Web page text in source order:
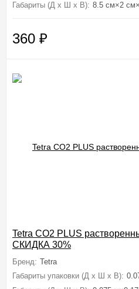
Габариты (Д х Ш х В): 8.5 см×2
360 ₽
Tetra CO2 PLUS
СКИДКА 30%
Бренд: Tetra
Габариты упаковки (Д х Ш х В):